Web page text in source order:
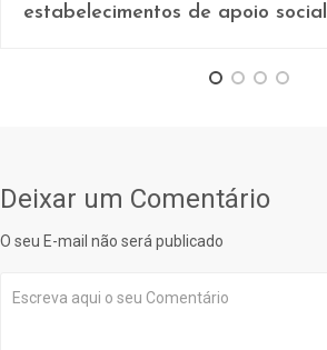
estabelecimentos de apoio social
Deixar um Comentário
O seu E-mail não será publicado